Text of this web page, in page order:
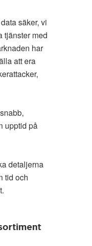
säker, vi
tjänster med
har
att era
upptid på
detaljerna
tid och